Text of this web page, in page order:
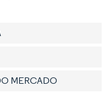
MERCADO